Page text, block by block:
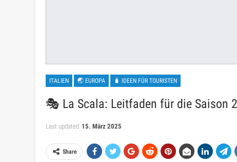
ITALIEN 🌏 EUROPA 🧳 IDEEN FÜR TOURISTEN
🎭 La Scala: Leitfaden für die Saison
Last updated 15. März 2025
Share